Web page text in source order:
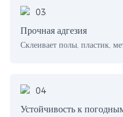
Прочная адгезия
Склеивает полы, пластик,
Устойчивость к